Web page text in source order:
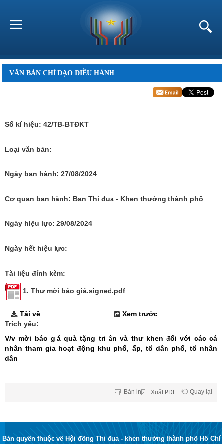
VĂN BẢN CHỈ ĐẠO ĐIỀU HÀNH
Số kí hiệu: 42/TB-BTĐKT
Loại văn bản:
Ngày ban hành: 27/08/2024
Cơ quan ban hành: Ban Thi đua - Khen thưởng thành phố
Ngày hiệu lực: 29/08/2024
Ngày hết hiệu lực:
Tài liệu đính kèm:
1. Thư mời báo giá.signed.pdf
Tải về
Xem trước
Trích yếu:
V/v mời báo giá quà tặng tri ân và thư khen đối với các cá
nhân tham gia hoạt động khu phố, ấp, tổ dân phố, tổ nhân
dân
Quay lại
Xuất PDF
Bản in
Bản quyền thuộc về Hội đồng Thi đua - khen thưởng thành phố Hồ Chí